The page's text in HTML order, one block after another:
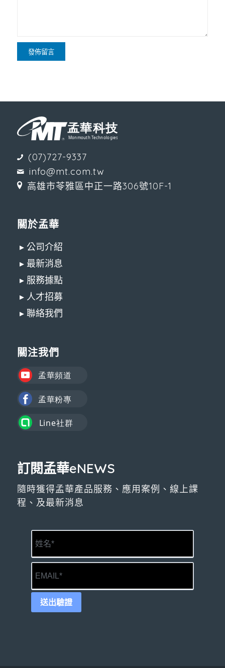
(07)727-9337
info@mt.com.tw
高雄市苓雅區中正一路306號10F-1
關於孟華
▸ 公司介紹
▸ 最新消息
▸ 服務據點
▸ 人才招募
▸ 聯絡我們
關注我們
訂閱孟華eNEWS
隨時獲得孟華產品服務、應用案例、線上課
程、及最新消息
送出驗證